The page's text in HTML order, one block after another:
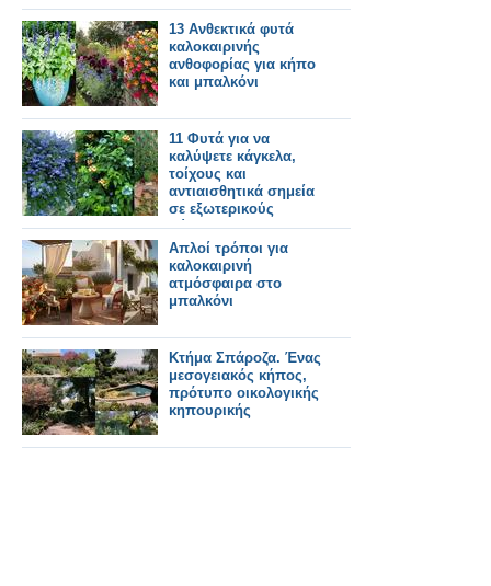
13 Ανθεκτικά φυτά
καλοκαιρινής
ανθοφορίας για κήπο
και μπαλκόνι
11 Φυτά για να
καλύψετε κάγκελα,
τοίχους και
αντιαισθητικά σημεία
σε εξωτερικούς
χώρους
Απλοί τρόποι για
καλοκαιρινή
ατμόσφαιρα στο
μπαλκόνι
Κτήμα Σπάροζα. Ένας
μεσογειακός κήπος,
πρότυπο οικολογικής
κηπουρικής